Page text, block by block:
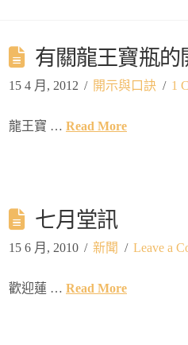
有關龍王寶瓶的
15 4 月, 2012 開示與口訣 1
龍王寶 … Read More
七月堂訊
15 6 月, 2010 新聞 Leave a
歡迎蓮 … Read More